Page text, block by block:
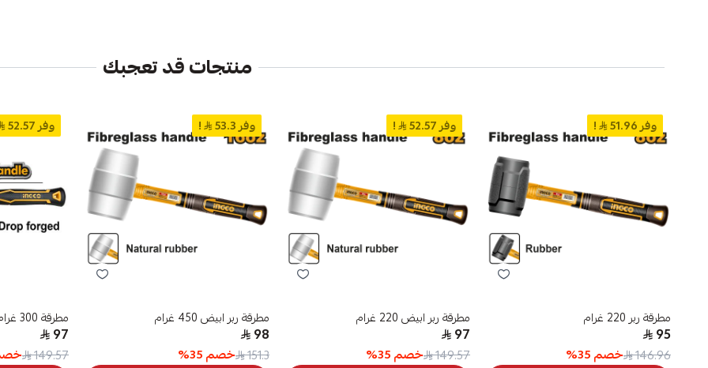
منتجات قد تعجبك
وفر 51.96 !
مطرقة ربر 220 غرام
95
146.96 خصم35
%
وفر 52.57 !
مطرقة ربر ابيض 220 غرام
97
149.57 خصم35
%
وفر 53.3 !
مطرقة ربر ابيض 450 غرام
98
151.3 خصم35
%
وفر 52.57
مطرقة 300 غرام يد فايبر
97
149.57